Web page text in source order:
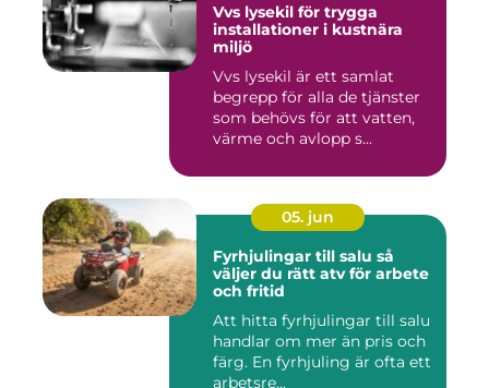
Vvs lysekil för trygga
installationer i kustnära
miljö
Vvs lysekil är ett samlat
begrepp för alla de tjänster
som behövs för att vatten,
värme och avlopp s...
05. jun
Fyrhjulingar till salu så
väljer du rätt atv för arbete
och fritid
Att hitta fyrhjulingar till salu
handlar om mer än pris och
färg. En fyrhjuling är ofta ett
arbetsre...